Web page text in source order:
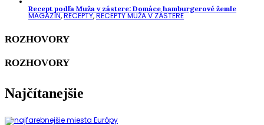
Recept podľa Muža v zástere: Domáce hamburgerové žemle
MAGAZÍN,RECEPTY,RECEPTY MUŽA V ZÁSTERE
ROZHOVORY
ROZHOVORY
Najčítanejšie